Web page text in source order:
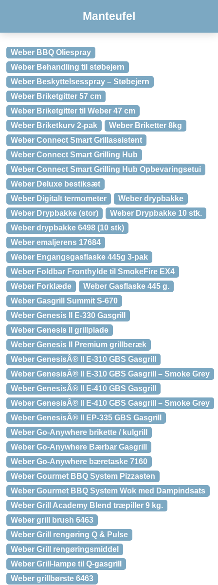
Manteufel
Weber BBQ Oliespray
Weber Behandling til støbejern
Weber Beskyttelsesspray – Støbejern
Weber Briketgitter 57 cm
Weber Briketgitter til Weber 47 cm
Weber Briketkurv 2-pak
Weber Briketter 8kg
Weber Connect Smart Grillassistent
Weber Connect Smart Grilling Hub
Weber Connect Smart Grilling Hub Opbevaringsetui
Weber Deluxe bestiksæt
Weber Digitalt termometer
Weber drypbakke
Weber Drypbakke (stor)
Weber Drypbakke 10 stk.
Weber drypbakke 6498 (10 stk)
Weber emaljerens 17684
Weber Engangsgasflaske 445g 3-pak
Weber Foldbar Fronthylde til SmokeFire EX4
Weber Forklæde
Weber Gasflaske 445 g.
Weber Gasgrill Summit S-670
Weber Genesis II E-330 Gasgrill
Weber Genesis II grillplade
Weber Genesis II Premium grillberæk
Weber GenesisÂ® II E-310 GBS Gasgrill
Weber GenesisÂ® II E-310 GBS Gasgrill – Smoke Grey
Weber GenesisÂ® II E-410 GBS Gasgrill
Weber GenesisÂ® II E-410 GBS Gasgrill – Smoke Grey
Weber GenesisÂ® II EP-335 GBS Gasgrill
Weber Go-Anywhere brikette / kulgrill
Weber Go-Anywhere Bærbar Gasgrill
Weber Go-Anywhere bæretaske 7160
Weber Gourmet BBQ System Pizzasten
Weber Gourmet BBQ System Wok med Dampindsats
Weber Grill Academy Blend træpiller 9 kg.
Weber grill brush 6463
Weber Grill rengøring Q & Pulse
Weber Grill rengøringsmiddel
Weber Grill-lampe til Q-gasgrill
Weber grillbørste 6463